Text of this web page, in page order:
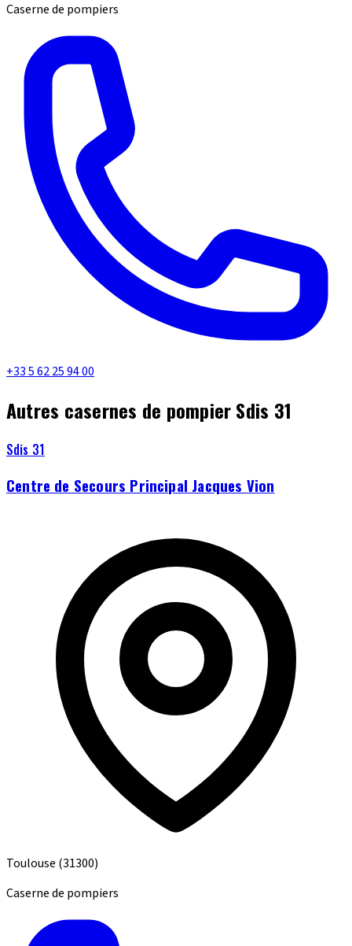
Caserne de pompiers
+33 5 62 25 94 00
Autres casernes de pompier Sdis 31
Sdis 31
Centre de Secours Principal Jacques Vion
Toulouse (31300)
Caserne de pompiers